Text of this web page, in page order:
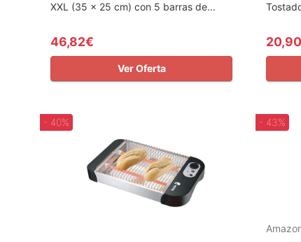
XXL (35 x 25 cm) con 5 barras de...
46,82€
Ver Oferta
- 40% - 43%